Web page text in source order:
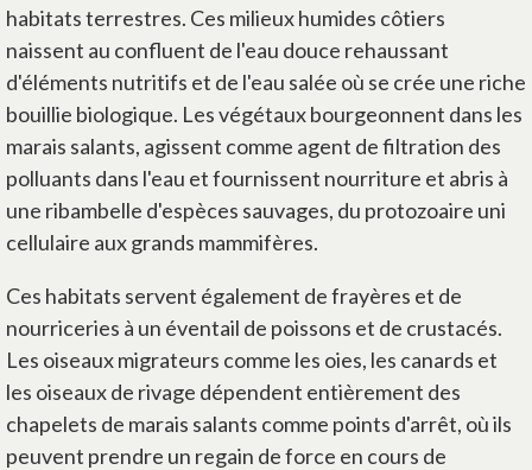
habitats terrestres. Ces milieux humides côtiers
naissent au confluent de l'eau douce rehaussant
d'éléments nutritifs et de l'eau salée où se crée une riche
bouillie biologique. Les végétaux bourgeonnent dans les
marais salants, agissent comme agent de filtration des
polluants dans l'eau et fournissent nourriture et abris à
une ribambelle d'espèces sauvages, du protozoaire uni
cellulaire aux grands mammifères.
Ces habitats servent également de frayères et de
nourriceries à un éventail de poissons et de crustacés.
Les oiseaux migrateurs comme les oies, les canards et
les oiseaux de rivage dépendent entièrement des
chapelets de marais salants comme points d'arrêt, où ils
peuvent prendre un regain de force en cours de